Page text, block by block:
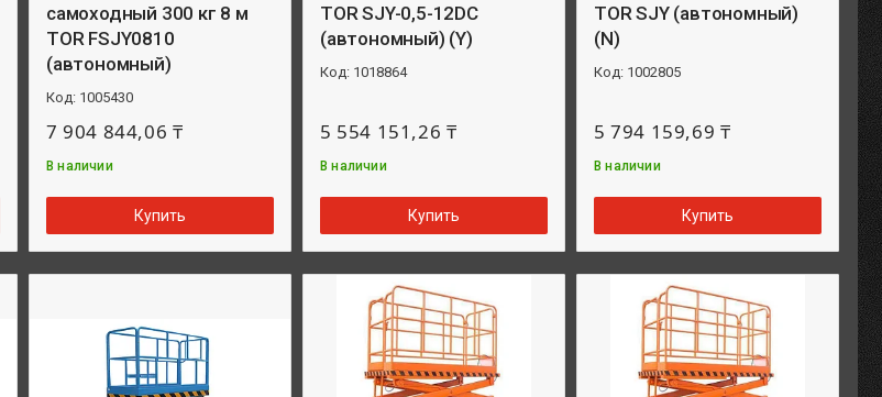
самоходный 300 кг 8 м
TOR FSJY0810
(автономный)
1005430
7 904 844,06 ₸
В наличии
Купить
TOR SJY-0,5-12DC
(автономный) (Y)
1018864
5 554 151,26 ₸
В наличии
Купить
TOR SJY (автономный)
(N)
1002805
5 794 159,69 ₸
В наличии
Купить